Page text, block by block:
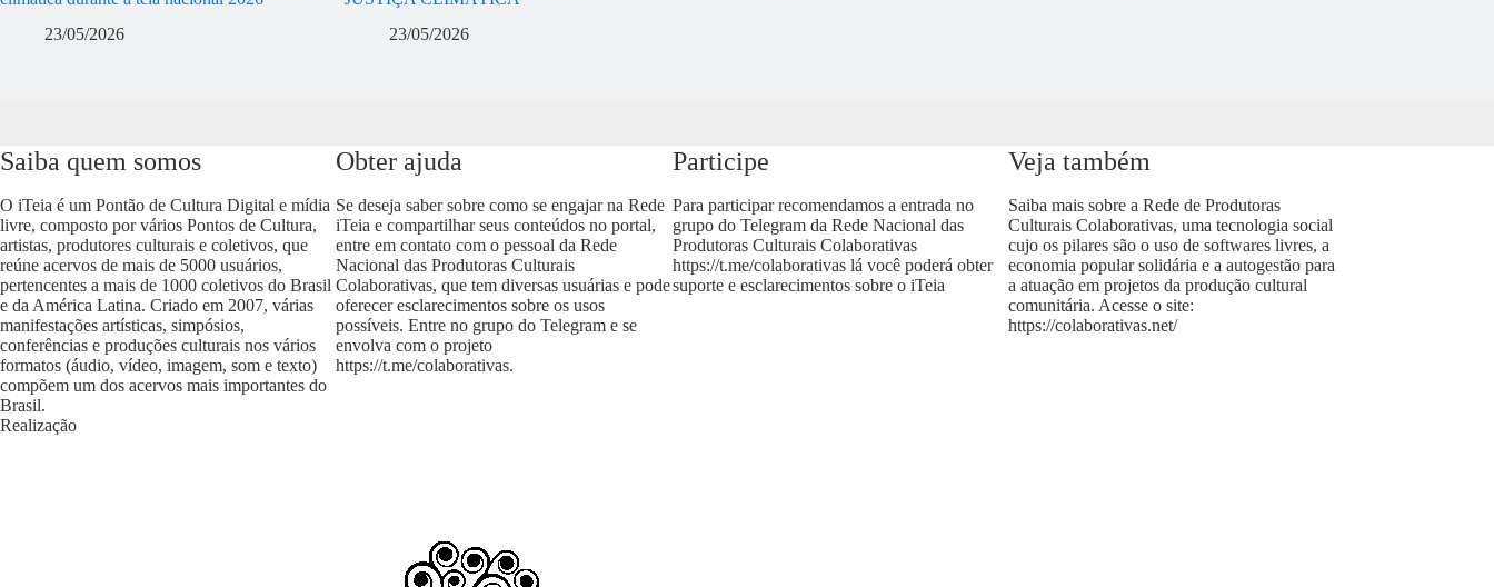
23/05/2026
23/05/2026
Saiba quem somos
O iTeia é um Pontão de Cultura Digital e mídia
livre, composto por vários Pontos de Cultura,
artistas, produtores culturais e coletivos, que
reúne acervos de mais de 5000 usuários,
pertencentes a mais de 1000 coletivos do Brasil
e da América Latina. Criado em 2007, várias
manifestações artísticas, simpósios,
conferências e produções culturais nos vários
formatos (áudio, vídeo, imagem, som e texto)
compõem um dos acervos mais importantes do
Brasil.
Obter ajuda
Se deseja saber sobre como se engajar na Rede
iTeia e compartilhar seus conteúdos no portal,
entre em contato com o pessoal da Rede
Nacional das Produtoras Culturais
Colaborativas, que tem diversas usuárias e pode
oferecer esclarecimentos sobre os usos
possíveis. Entre no grupo do Telegram e se
envolva com o projeto
https://t.me/colaborativas.
Participe
Para participar recomendamos a entrada no
grupo do Telegram da Rede Nacional das
Produtoras Culturais Colaborativas
https://t.me/colaborativaslá você poderá obter
suporte e esclarecimentos sobre o iTeia
Veja também
Saiba mais sobre a Rede de Produtoras
Culturais Colaborativas, uma tecnologia social
cujo os pilares são o uso de softwares livres, a
economia popular solidária e a autogestão para
a atuação em projetos da produção cultural
comunitária. Acesse o site:
https://colaborativas.net/
Realização